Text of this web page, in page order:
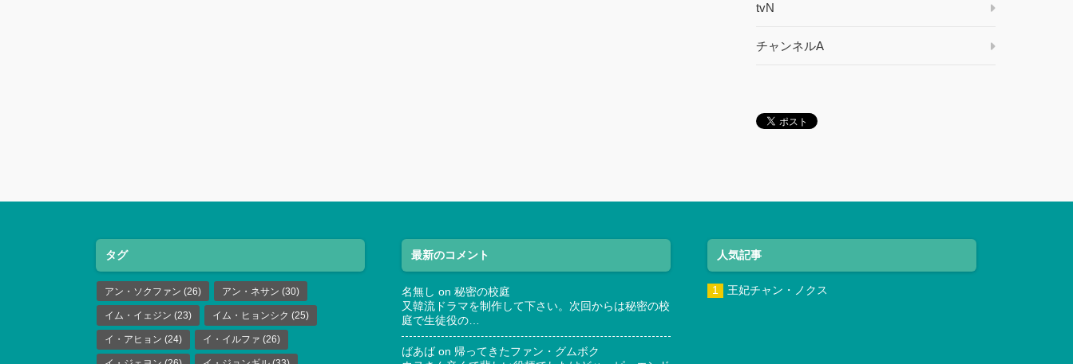
tvN
チャンネルA
タグ
アン・ソクファン (26) アン・ネサン (30)
イム・イェジン (23) イム・ヒョンシク (25)
イ・アヒョン (24) イ・イルファ (26)
最新のコメント
名無し on 秘密の校庭
又韓流ドラマを制作して下さい。次回からは秘密の校
庭で生徒役の…
ばあば on 帰ってきたファン・グムボク
人気記事
王妃チャン・ノクス